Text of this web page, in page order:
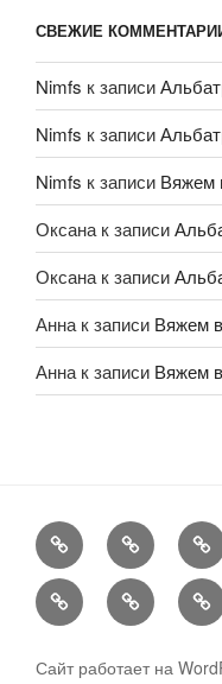
СВЕЖИЕ
Nimfs к записи
Nimfs к записи
Nimfs к записи Вяжем
Оксана к записи
Оксана к записи
Анна к записи Вяжем
Анна к записи Вяжем
FAQ Рукоделие
А
еще
ХвастаемсяСтатьи
Сайт работает на